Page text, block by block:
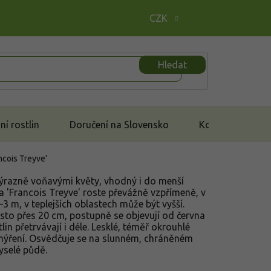
CZK
Hledat
rostlin Doručení na Slovensko Kontakt
Treyve'
voňavými květy, vhodný i do menší
Treyve' roste převážně vzpřímeně, v
m, v teplejších oblastech může být vyšší.
přes 20 cm, postupně se objevují od června
přetrvávají i déle. Lesklé, téměř okrouhlé
Osvědčuje se na slunném, chráněném
půdě.